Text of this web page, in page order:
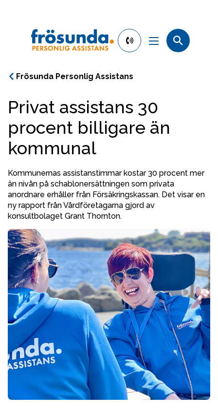
phone
130
00
Assistans hos oss
Byt till Frösunda
Ansök om assistans
Kontor
Jobbsida
Other languages
Kundnöjdhet
Frösunda Personlig Assistans
Privat assistans 30
procent billigare än
kommunal
Kommunernas assistanstimmar kostar 30 procent mer
än nivån på schablonersättningen som privata
anordnare erhåller från Försäkringskassan. Det visar en
ny rapport från Vårdföretagarna gjord av
konsultbolaget Grant Thornton.